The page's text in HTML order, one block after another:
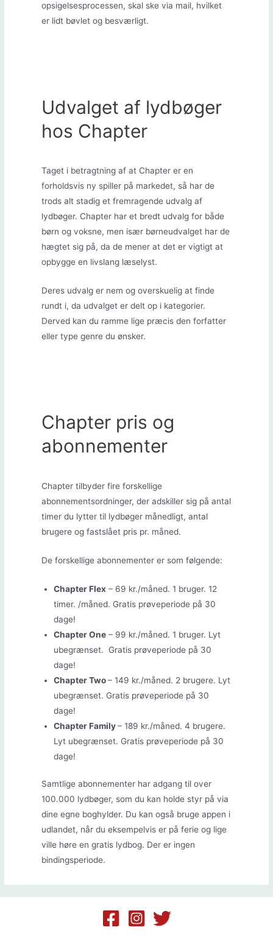
opsigelsesprocessen, skal ske via mail, hvilket
er lidt bøvlet og besværligt.
Udvalget af lydbøger
hos Chapter
Taget i betragtning af at Chapter er en
forholdsvis ny spiller på markedet, så har de
trods alt stadig et fremragende udvalg af
lydbøger. Chapter har et bredt udvalg for både
børn og voksne, men især børneudvalget har de
hægtet sig på, da de mener at det er vigtigt at
opbygge en livslang læselyst.
Deres udvalg er nem og overskuelig at finde
rundt i, da udvalget er delt op i kategorier.
Derved kan du ramme lige præcis den forfatter
eller type genre du ønsker.
Chapter pris og
abonnementer
Chapter tilbyder fire forskellige
abonnementsordninger, der adskiller sig på antal
timer du lytter til lydbøger månedligt, antal
brugere og fastslået pris pr. måned.
De forskellige abonnementer er som følgende:
Chapter Flex– 69 kr./måned. 1 bruger. 12
timer. /måned. Gratis prøveperiode på 30
dage!
Chapter One– 99 kr./måned. 1 bruger. Lyt
ubegrænset. Gratis prøveperiode på 30
dage!
Chapter Two– 149 kr./måned. 2 brugere. Lyt
ubegrænset. Gratis prøveperiode på 30
dage!
Chapter Family– 189 kr./måned. 4 brugere.
Lyt ubegrænset. Gratis prøveperiode på 30
dage!
Samtlige abonnementer har adgang til over
100.000 lydbøger, som du kan holde styr på via
dine egne boghylder. Du kan også bruge appen i
udlandet, når du eksempelvis er på ferie og lige
ville høre en gratis lydbog. Der er ingen
bindingsperiode.